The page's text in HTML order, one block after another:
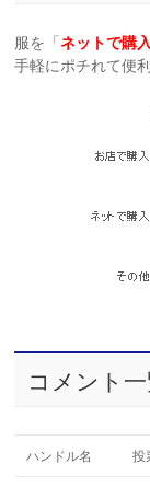
服を「ネットで購入
手軽にポチれて便
コメント
ハンドル名 投